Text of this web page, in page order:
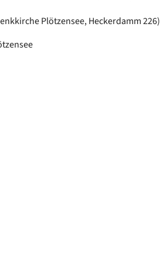
Plötzensee, Heckerdamm 226)